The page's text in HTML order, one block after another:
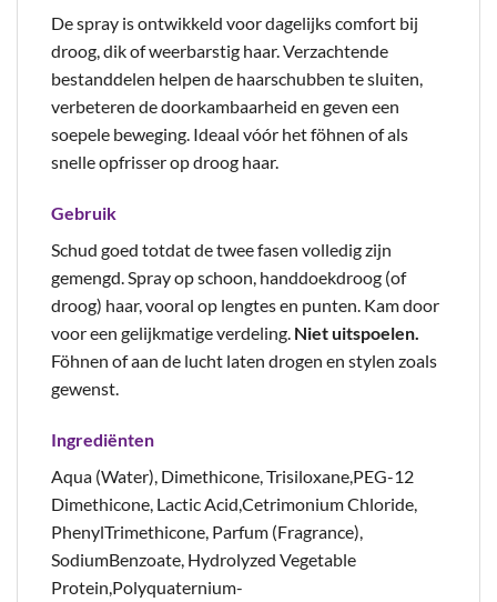
De spray is ontwikkeld voor dagelijks comfort bij
droog, dik of weerbarstig haar. Verzachtende
bestanddelen helpen de haarschubben te sluiten,
verbeteren de doorkambaarheid en geven een
soepele beweging. Ideaal vóór het föhnen of als
snelle opfrisser op droog haar.
Gebruik
Schud goed totdat de twee fasen volledig zijn
gemengd. Spray op schoon, handdoekdroog (of
droog) haar, vooral op lengtes en punten. Kam door
voor een gelijkmatige verdeling. Niet uitspoelen.
Föhnen of aan de lucht laten drogen en stylen zoals
gewenst.
Ingrediënten
Aqua (Water), Dimethicone, Trisiloxane,PEG-12
Dimethicone, Lactic Acid,Cetrimonium Chloride,
PhenylTrimethicone, Parfum (Fragrance),
SodiumBenzoate, Hydrolyzed Vegetable
Protein,Polyquaternium-